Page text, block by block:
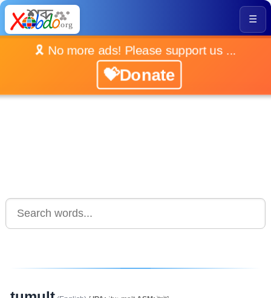
☰
🎗️ No more ads! Please support us ...
💝Donate